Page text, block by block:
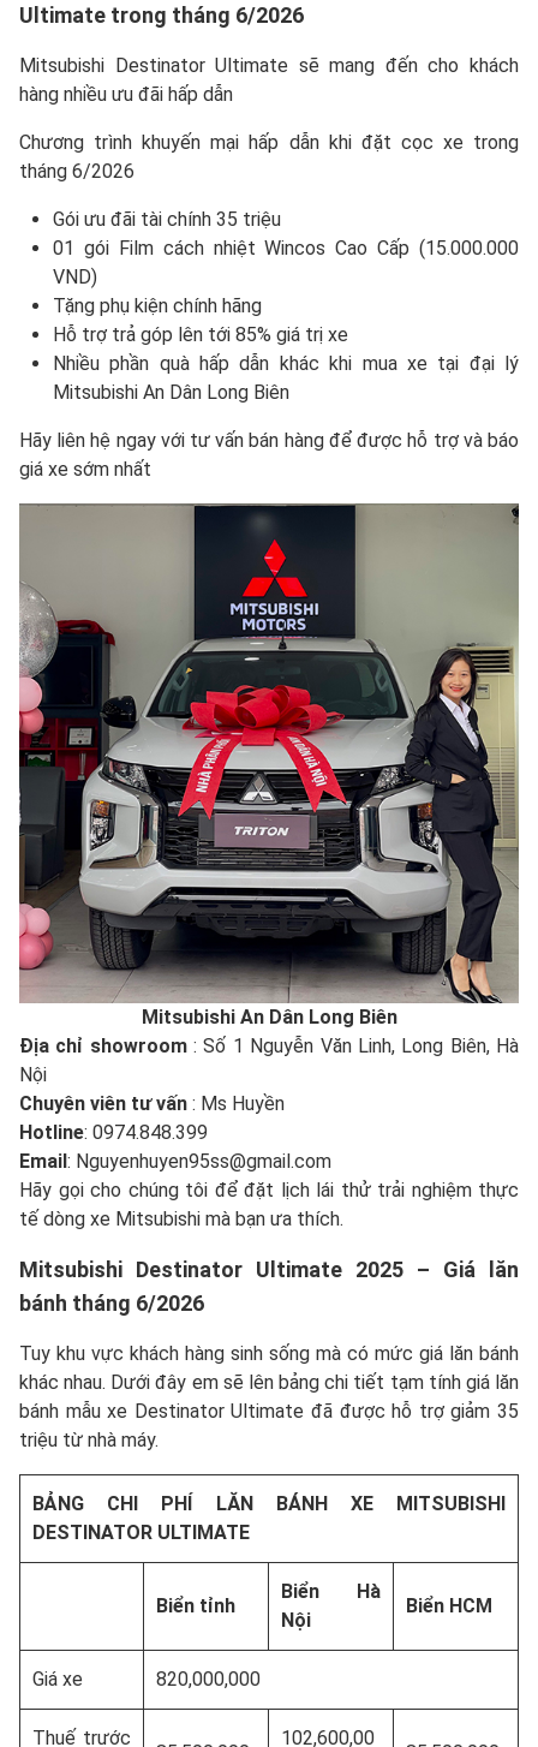
Ultimate trong tháng 6/2026
Mitsubishi Destinator Ultimate sẽ mang đến cho khách
hàng nhiều ưu đãi hấp dẫn
Chương trình khuyến mại hấp dẫn khi đặt cọc xe trong
tháng 6/2026
Gói ưu đãi tài chính 35 triệu
01 gói Film cách nhiệt Wincos Cao Cấp (15.000.000
VND)
Tặng phụ kiện chính hãng
Hỗ trợ trả góp lên tới 85% giá trị xe
Nhiều phần quà hấp dẫn khác khi mua xe tại đại lý
Mitsubishi An Dân Long Biên
Hãy liên hệ ngay với tư vấn bán hàng để được hỗ trợ và báo
giá xe sớm nhất
Mitsubishi An Dân Long Biên
Địa chỉ showroom: Số 1 Nguyễn Văn Linh, Long Biên, Hà
Nội
Chuyên viên tư vấn : Ms Huyền
Hotline: 0974.848.399
Email: Nguyenhuyen95ss@gmail.com
Hãy gọi cho chúng tôi để đặt lịch lái thử trải nghiệm thực
tế dòng xe Mitsubishi mà bạn ưa thích.
Mitsubishi Destinator Ultimate 2025 – Giá lăn
bánh tháng 6/2026
Tuy khu vực khách hàng sinh sống mà có mức giá lăn bánh
khác nhau. Dưới đây em sẽ lên bảng chi tiết tạm tính giá lăn
bánh mẫu xe Destinator Ultimate đã được hỗ trợ giảm 35
triệu từ nhà máy.
BẢNG CHI PHÍ LĂN BÁNH XE MITSUBISHI
DESTINATOR ULTIMATE
Biển tỉnh
Biển Hà
Nội
Biển HCM
Giá xe 820,000,000
Thuế trước 102,600,00